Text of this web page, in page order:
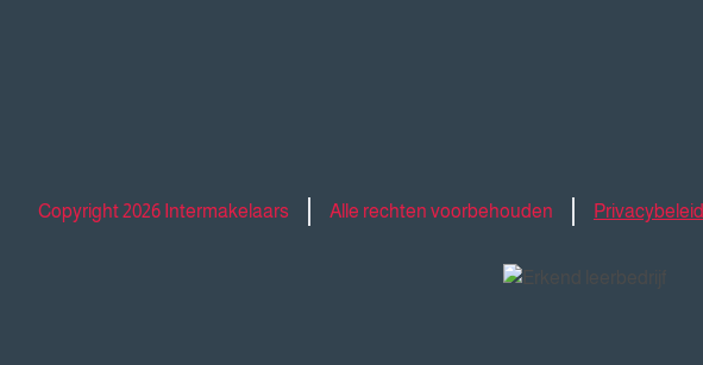
Copyright 2026 Intermakelaars Alle rechten voorbehouden Privacybeleid